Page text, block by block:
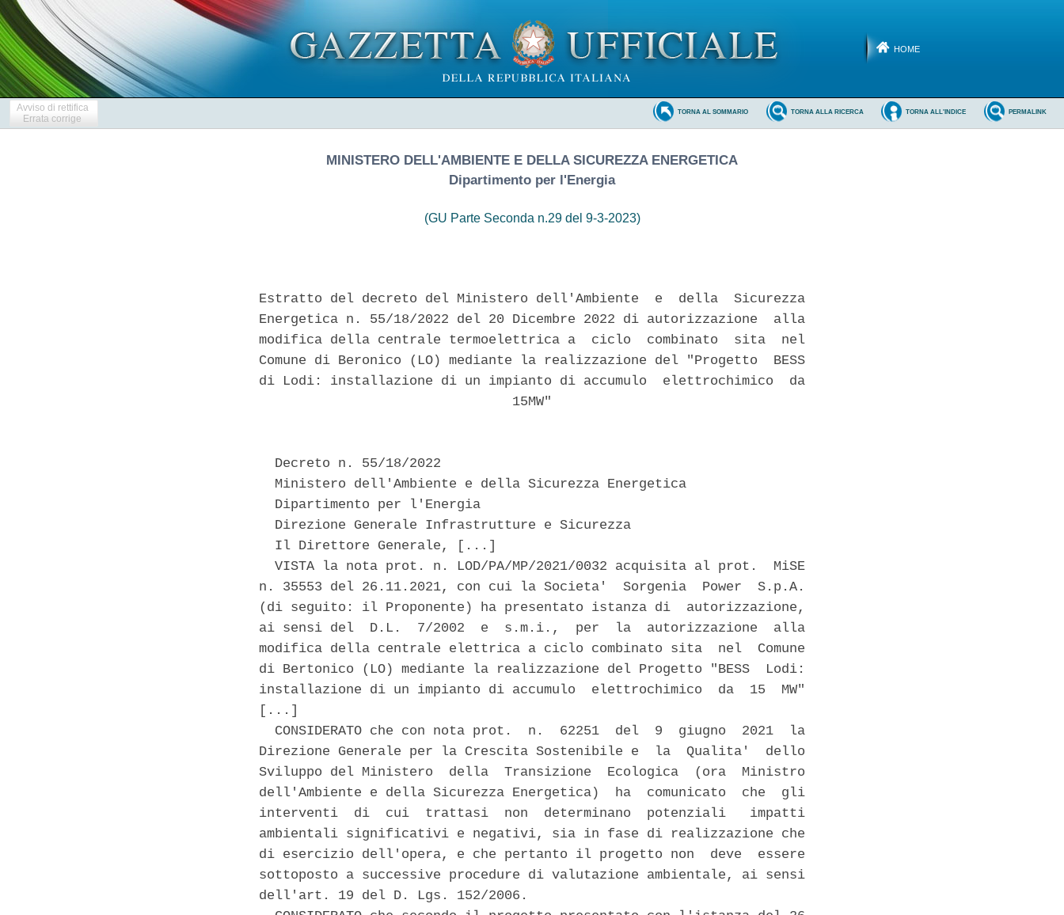
HOME
Avviso di rettifica
Errata corrige
PERMALINK
TORNA ALL'INDICE
TORNA ALLA RICERCA
TORNA AL SOMMARIO
MINISTERO DELL'AMBIENTE E DELLA SICUREZZA ENERGETICA
Dipartimento per l'Energia
(GU Parte Seconda n.29 del 9-3-2023)
Estratto del decreto del Ministero dell'Ambiente  e  della  Sicurezza
Energetica n. 55/18/2022 del 20 Dicembre 2022 di autorizzazione  alla
modifica della centrale termoelettrica a  ciclo  combinato  sita  nel
Comune di Beronico (LO) mediante la realizzazione del "Progetto  BESS
di Lodi: installazione di un impianto di accumulo  elettrochimico  da
                                15MW"
  Decreto n. 55/18/2022
  Ministero dell'Ambiente e della Sicurezza Energetica
  Dipartimento per l'Energia
  Direzione Generale Infrastrutture e Sicurezza
  Il Direttore Generale, [...]
  VISTA la nota prot. n. LOD/PA/MP/2021/0032 acquisita al prot.  MiSE
n. 35553 del 26.11.2021, con cui la Societa'  Sorgenia  Power  S.p.A.
(di seguito: il Proponente) ha presentato istanza di  autorizzazione,
ai sensi del  D.L.  7/2002  e  s.m.i.,  per  la  autorizzazione  alla
modifica della centrale elettrica a ciclo combinato sita  nel  Comune
di Bertonico (LO) mediante la realizzazione del Progetto "BESS  Lodi:
installazione di un impianto di accumulo  elettrochimico  da  15  MW"
[...]
  CONSIDERATO che con nota prot.  n.  62251  del  9  giugno  2021  la
Direzione Generale per la Crescita Sostenibile e  la  Qualita'  dello
Sviluppo del Ministero  della  Transizione  Ecologica  (ora  Ministro
dell'Ambiente e della Sicurezza Energetica)  ha  comunicato  che  gli
interventi  di  cui  trattasi  non  determinano  potenziali   impatti
ambientali significativi e negativi, sia in fase di realizzazione che
di esercizio dell'opera, e che pertanto il progetto non  deve  essere
sottoposto a successive procedure di valutazione ambientale, ai sensi
dell'art. 19 del D. Lgs. 152/2006.